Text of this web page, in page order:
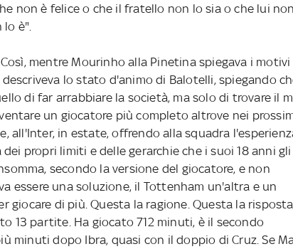
non è felice o che il fratello non lo sia o che lui
è".
mentre Mourinho alla Pinetina spiegava i motivi
lo stato d'animo di Balotelli, spiegando
di far arrabbiare la società, ma solo di trovare il
un giocatore più completo altrove nei
all'Inter, in estate, offrendo alla squadra
propri limiti e delle gerarchie che i suoi 18 anni gli
secondo la versione del giocatore, e non
essere una soluzione, il Tottenham un'altra e un
giocare di più. Questa la ragione. Questa la
13 partite. Ha giocato 712 minuti, è il secondo
minuti dopo Ibra, quasi con il doppio di Cruz. Se